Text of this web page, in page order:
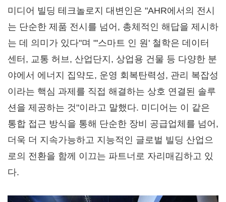
미디어 빌딩 테크놀로지 대변인은 "AHR에서의 전시
는 단순한 제품 전시를 넘어, 총체적인 해답을 제시하
는 데 의미가 있다"며 "'스마트 인 원' 철학은 데이터
센터, 교통 허브, 산업단지, 상업용 건물 등 다양한 분
야에서 에너지 집약도, 운영 회복탄력성, 관리 복잡성
이라는 핵심 과제를 직접 해결하는 상호 연결된 솔루
션을 제공하는 것"이라고 말했다. 미디어는 이 같은
통합 접근 방식을 통해 단순한 장비 공급업체를 넘어,
더욱 더 지속가능하고 지능적인 글로벌 빌딩 산업으
로의 전환을 함께 이끄는 파트너로 자리매김하고 있
다.